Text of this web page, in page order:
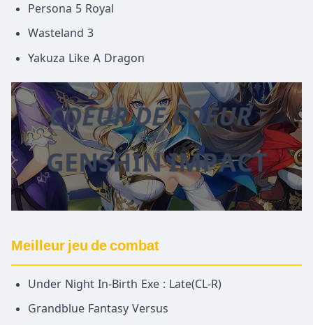
Persona 5 Royal
Wasteland 3
Yakuza Like A Dragon
COEUR DE COEUR :
GENSHIN IMPACT
Meilleur jeu de combat
Under Night In-Birth Exe : Late(CL-R)
Grandblue Fantasy Versus